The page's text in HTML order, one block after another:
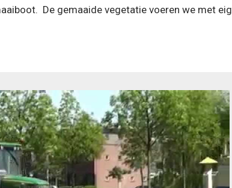
De gemaaide vegetatie voeren we met